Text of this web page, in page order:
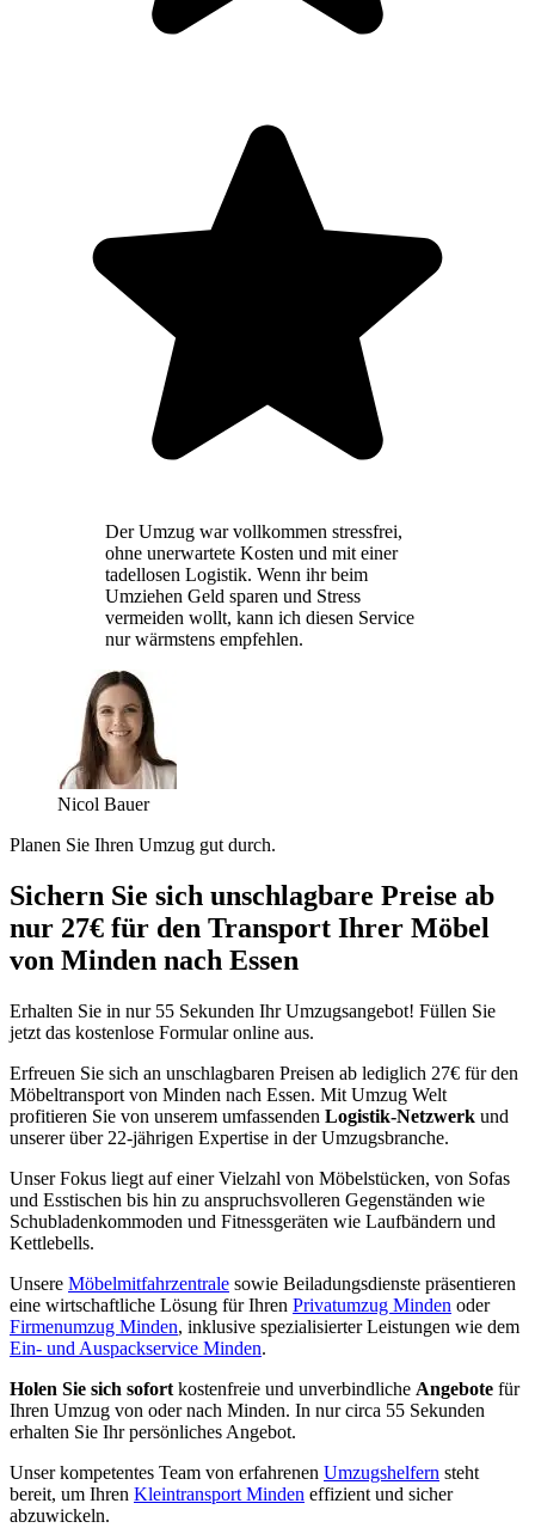
Der Umzug war vollkommen stressfrei,
ohne unerwartete Kosten und mit einer
tadellosen Logistik. Wenn ihr beim
Umziehen Geld sparen und Stress
vermeiden wollt, kann ich diesen Service
nur wärmstens empfehlen.
Nicol Bauer
Planen Sie Ihren Umzug gut durch.
Sichern Sie sich unschlagbare Preise ab
nur 27€ für den Transport Ihrer Möbel
von Minden nach Essen
Erhalten Sie in nur 55 Sekunden Ihr Umzugsangebot! Füllen Sie
jetzt das kostenlose Formular online aus.
Erfreuen Sie sich an unschlagbaren Preisen ab lediglich 27€ für den
Möbeltransport von Minden nach Essen. Mit Umzug Welt
profitieren Sie von unserem umfassenden Logistik-Netzwerk und
unserer über 22-jährigen Expertise in der Umzugsbranche.
Unser Fokus liegt auf einer Vielzahl von Möbelstücken, von Sofas
und Esstischen bis hin zu anspruchsvolleren Gegenständen wie
Schubladenkommoden und Fitnessgeräten wie Laufbändern und
Kettlebells.
Unsere Möbelmitfahrzentrale sowie Beiladungsdienste präsentieren
eine wirtschaftliche Lösung für Ihren Privatumzug Minden oder
Firmenumzug Minden, inklusive spezialisierter Leistungen wie dem
Ein- und Auspackservice Minden.
Holen Sie sich sofort kostenfreie und unverbindliche Angebote für
Ihren Umzug von oder nach Minden. In nur circa 55 Sekunden
erhalten Sie Ihr persönliches Angebot.
Unser kompetentes Team von erfahrenen Umzugshelfern steht
bereit, um Ihren Kleintransport Minden effizient und sicher
abzuwickeln.